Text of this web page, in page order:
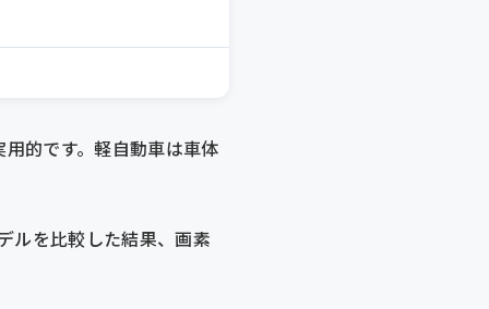
的です。軽自動車は車体
ルを比較した結果、画素